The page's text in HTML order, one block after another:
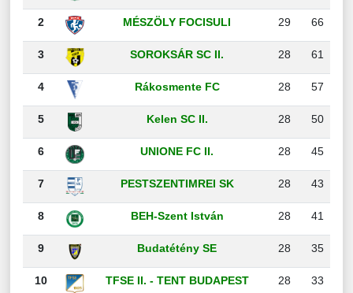
2 MÉSZÖLY FOCISULI 29 66
3 SOROKSÁR SC II. 28 61
4 Rákosmente FC 28 57
5 Kelen SC II. 28 50
6 UNIONE FC II. 28 45
7 PESTSZENTIMREI SK 28 43
8 BEH-Szent István 28 41
9 Budatétény SE 28 35
10 TFSE II. - TENT BUDAPEST 28 33